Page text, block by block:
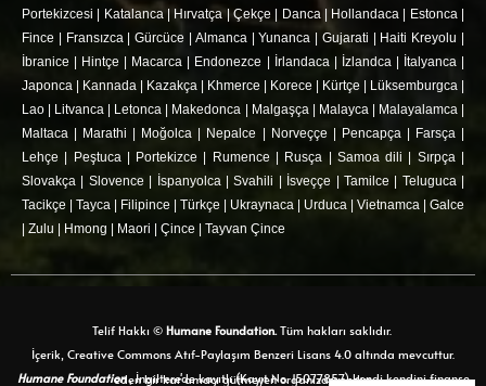
Portekizcesi
Katalanca| Hırvatça Çekçe Danca| Hollandaca Estonca|
Fince
Fransızca|Gürcüce Almanca|Yunanca Gujarati Haiti Kreyolu
İbranice
Hintçe Macarca Endonezce İrlandaca| İzlandca| İtalyanca|
Japonca
Kannada Kazakça Khmerce Korece Kürtçe Lüksemburgca
Lao
Litvanca Letonca Makedonca Malgaşça| Malayca| Malayalamca|
Maltaca
Marathi Moğolca Nepalce Norveççe Pencapça| Farsça|
Lehçe
Peştuca| Portekizce Rumence Rusça Samoa dili Sırpça|
Slovakça
Slovence| İspanyolca|Svahili İsveççe Tamilce Teluguca|
Tacikçe
Tayca Filipince Türkçe Ukraynaca Urduca Vietnamca
Galce
Zulu Hmong Maori Çince Tayvan Çince
Telif Hakkı © Humane Foundation.Tüm hakları saklıdır.
İçerik, Creative Commons Atıf-Paylaşım Benzeri Lisans 4.0 altında mevcuttur.
Humane Foundation, İngiltere'de kayıtlı (Kayıt No. 15077857) kendi kendini finanse eden bir kar amacı gütmeyen organizasyondur.